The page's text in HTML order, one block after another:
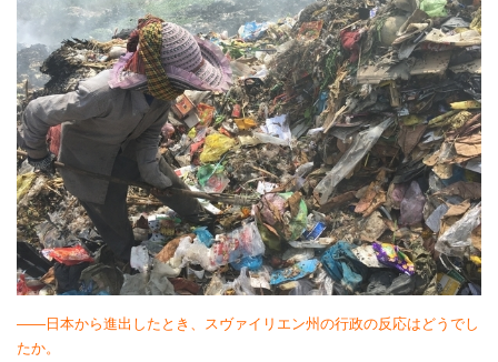
――日本から進出したとき、スヴァイリエン州の行政の反応はどうでし
たか。